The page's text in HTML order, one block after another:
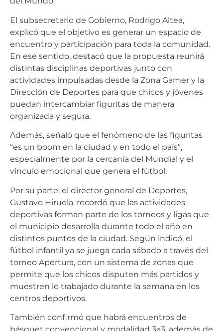
El subsecretario de Gobierno, Rodrigo Altea,
explicó que el objetivo es generar un espacio de
encuentro y participación para toda la comunidad.
En ese sentido, destacó que la propuesta reunirá
distintas disciplinas deportivas junto con
actividades impulsadas desde la Zona Gamer y la
Dirección de Deportes para que chicos y jóvenes
puedan intercambiar figuritas de manera
organizada y segura.
Además, señaló que el fenómeno de las figuritas
“es un boom en la ciudad y en todo el país”,
especialmente por la cercanía del Mundial y el
vínculo emocional que genera el fútbol.
Por su parte, el director general de Deportes,
Gustavo Hiruela, recordó que las actividades
deportivas forman parte de los torneos y ligas que
el municipio desarrolla durante todo el año en
distintos puntos de la ciudad. Según indicó, el
fútbol infantil ya se juega cada sábado a través del
torneo Apertura, con un sistema de zonas que
permite que los chicos disputen más partidos y
muestren lo trabajado durante la semana en los
centros deportivos.
También confirmó que habrá encuentros de